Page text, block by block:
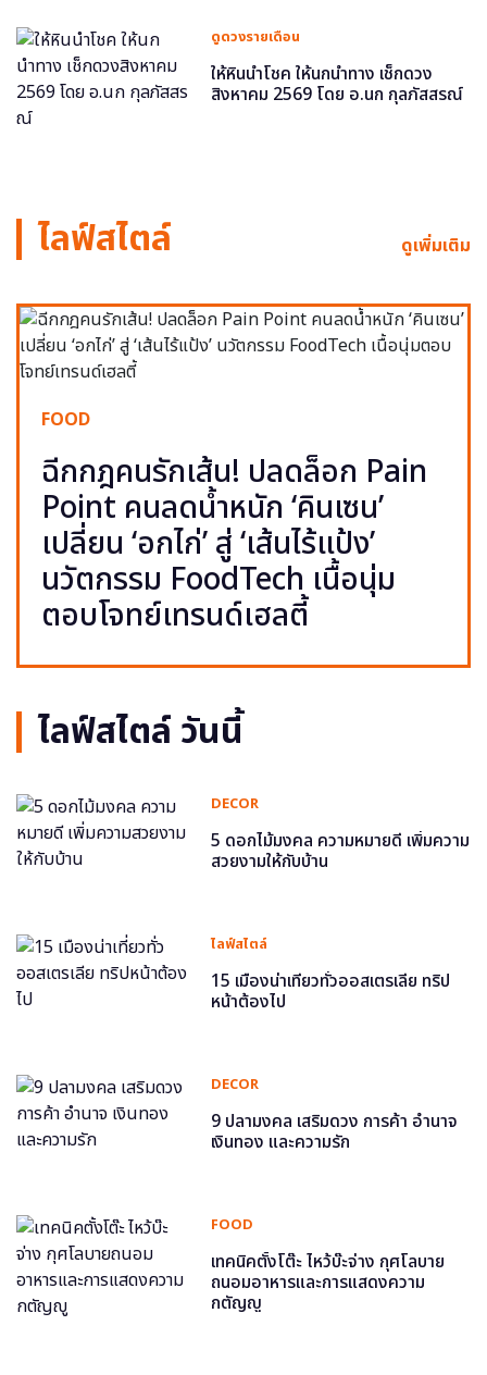
ดูดวงรายเดือน
ให้หินนำโชค ให้นกนำทาง เช็กดวง
สิงหาคม 2569 โดย อ.นก กุลภัสสรณ์
ไลฟ์สไตล์ ดูเพิ่มเติม
FOOD
ฉีกกฎคนรักเส้น! ปลดล็อก Pain
Point คนลดน้ำหนัก ‘คินเซน’
เปลี่ยน ‘อกไก่’ สู่ ‘เส้นไร้แป้ง’
นวัตกรรม FoodTech เนื้อนุ่ม
ตอบโจทย์เทรนด์เฮลตี้
ไลฟ์สไตล์ วันนี้
DECOR
5 ดอกไม้มงคล ความหมายดี เพิ่มความ
สวยงามให้กับบ้าน
ไลฟ์สไตล์
15 เมืองน่าเที่ยวทั่วออสเตรเลีย ทริป
หน้าต้องไป
DECOR
9 ปลามงคล เสริมดวง การค้า อำนาจ
เงินทอง และความรัก
FOOD
เทคนิคตั้งโต๊ะ ไหว้บ๊ะจ่าง กุศโลบาย
ถนอมอาหารและการแสดงความ
กตัญญู